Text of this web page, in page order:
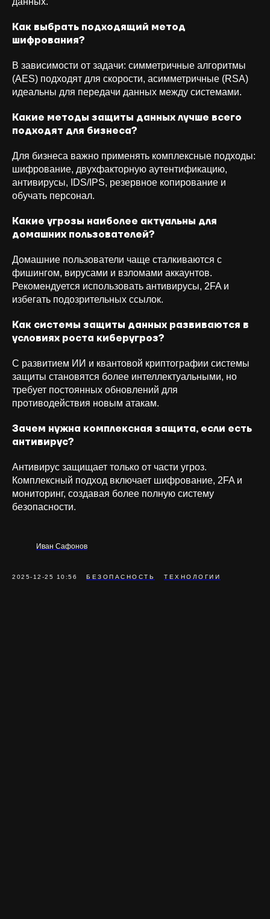
Как выбрать подходящий метод
шифрования?
В зависимости от задачи: симметричные алгоритмы
(AES) подходят для скорости, асимметричные (RSA)
идеальны для передачи данных между системами.
Какие методы защиты данных лучше всего
подходят для бизнеса?
Для бизнеса важно применять комплексные подходы:
шифрование, двухфакторную аутентификацию,
антивирусы, IDS/IPS, резервное копирование и
обучать персонал.
Какие угрозы наиболее актуальны для
домашних пользователей?
Домашние пользователи чаще сталкиваются с
фишингом, вирусами и взломами аккаунтов.
Рекомендуется использовать антивирусы, 2FA и
избегать подозрительных ссылок.
Как системы защиты данных развиваются в
условиях роста киберугроз?
С развитием ИИ и квантовой криптографии системы
защиты становятся более интеллектуальными, но
требует постоянных обновлений для
противодействия новым атакам.
Зачем нужна комплексная защита, если есть
антивирус?
Антивирус защищает только от части угроз.
Комплексный подход включает шифрование, 2FA и
мониторинг, создавая более полную систему
безопасности.
Иван Сафонов
2025-12-25 10:56 БЕЗОПАСНОСТЬ ТЕХНОЛОГИИ
персональных данных
ОКВЭД 62.01 «Разработка компьютерного
программного обеспечения» | Коды ИТ-деятельности:
Политика конфиденциальности
9704235291
г. Москва, ул. Остоженка, д. 10